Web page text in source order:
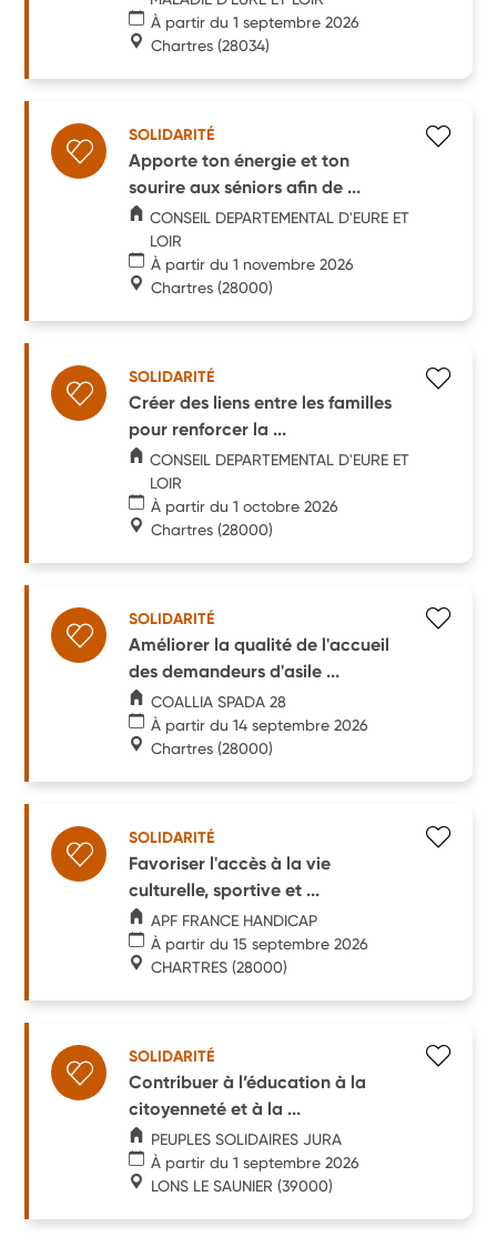
À partir du 1 septembre 2026
Chartres (28034)
SOLIDARITÉ
Apporte ton énergie et ton
sourire aux séniors afin de ...
CONSEIL DEPARTEMENTAL D'EURE ET
LOIR
À partir du 1 novembre 2026
Chartres (28000)
SOLIDARITÉ
Créer des liens entre les familles
pour renforcer la ...
CONSEIL DEPARTEMENTAL D'EURE ET
LOIR
À partir du 1 octobre 2026
Chartres (28000)
SOLIDARITÉ
Améliorer la qualité de l'accueil
des demandeurs d'asile ...
COALLIA SPADA 28
À partir du 14 septembre 2026
Chartres (28000)
SOLIDARITÉ
Favoriser l'accès à la vie
culturelle, sportive et ...
APF FRANCE HANDICAP
À partir du 15 septembre 2026
CHARTRES (28000)
SOLIDARITÉ
Contribuer à l’éducation à la
citoyenneté et à la ...
PEUPLES SOLIDAIRES JURA
À partir du 1 septembre 2026
LONS LE SAUNIER (39000)